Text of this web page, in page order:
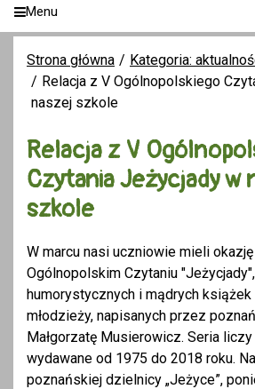
Menu
Strona główna
Kategoria:
Relacja z V Ogólnopolskiego
naszej szkole
Relacja z V
Czytania Jeżycjady w
szkole
W marcu nasi uczniowie mieli
Ogólnopolskim Czytaniu
humorystycznych i mądrych książek
młodzieży, napisanych przez
Małgorzatę Musierowicz. Seria
wydawane od 1975 do 2018 roku.
poznańskiej dzielnicy „Jeżyce”,